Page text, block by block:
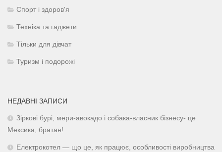
Спорт і здоров'я
Техніка та гаджети
Тільки для дівчат
Туризм і подорожі
НЕДАВНІ ЗАПИСИ
Зіркові бурі, мери-авокадо і собака-власник бізнесу- це
Мексика, братан!
Електрокотел — що це, як працює, особливості виробництва